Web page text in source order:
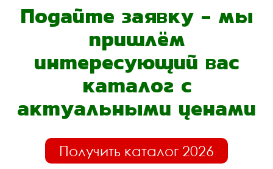
Подайте заявку - мы
пришлём
интересующий вас
каталог с
актуальными ценами
Получить каталог 2026